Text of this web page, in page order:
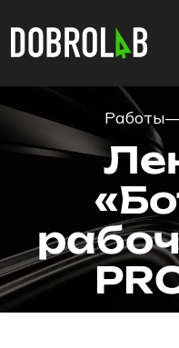
Работы